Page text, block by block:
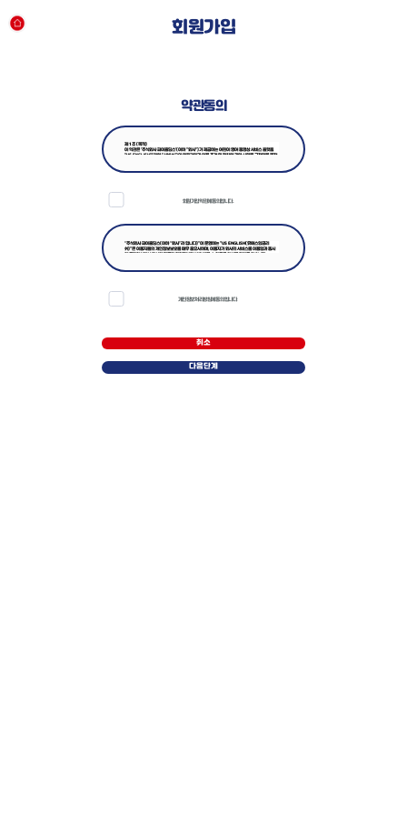
회원가입
약관동의
회원가입 약관에 동의합니다.
개인정보 처리방침에 동의 합니다.
취소
다음단계